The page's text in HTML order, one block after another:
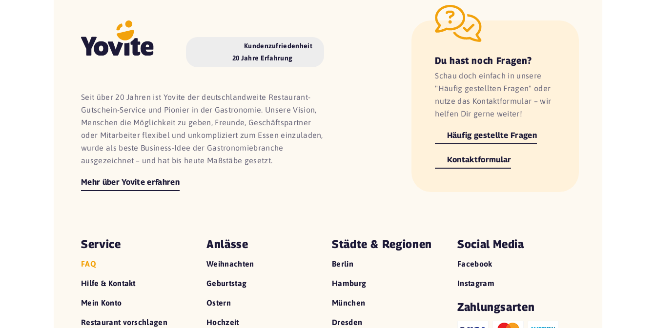
Kundenzufriedenheit
20 Jahre Erfahrung
Seit über 20 Jahren ist Yovite der deutschlandweite Restaurant-
Gutschein-Service und Pionier in der Gastronomie. Unsere Vision,
Menschen die Möglichkeit zu geben, Freunde, Geschäftspartner
oder Mitarbeiter flexibel und unkompliziert zum Essen einzuladen,
wurde als beste Business-Idee der Gastronomiebranche
ausgezeichnet – und hat bis heute Maßstäbe gesetzt.
Mehr über Yovite erfahren
Du hast noch Fragen?
Schau doch einfach in unsere
"Häufig gestellten Fragen" oder
nutze das Kontaktformular – wir
helfen Dir gerne weiter!
Häufig gestellte Fragen
Kontaktformular
Service
FAQ
Hilfe & Kontakt
Mein Konto
Restaurant vorschlagen
Anlässe
Weihnachten
Geburtstag
Ostern
Hochzeit
Städte & Regionen
Berlin
Hamburg
München
Dresden
Social Media
Facebook
Instagram
Zahlungsarten